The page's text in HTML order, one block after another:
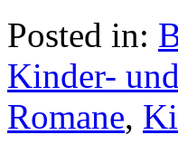
Posted in:
Kinder-
Romane,